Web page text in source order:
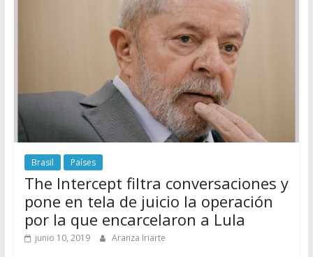
Brasil Países
The Intercept filtra conversaciones y
pone en tela de juicio la operación
por la que encarcelaron a Lula
junio 10, 2019 Aranza Iriarte